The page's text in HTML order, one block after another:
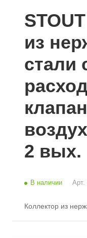
из
стали
2 вых.
В наличии Арт.
Коллектор из